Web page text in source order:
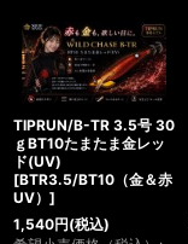
TIPRUN/B-TR 3.5号 30
ｇBT10たまたま金レッ
ド(UV)
[BTR3.5/BT10（金＆赤
UV） ]
1,540円(税込)